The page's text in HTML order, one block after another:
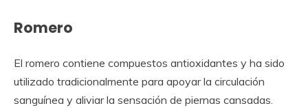
Romero
El romero contiene compuestos antioxidantes y ha sido
utilizado tradicionalmente para apoyar la circulación
sanguínea y aliviar la sensación de piernas cansadas.